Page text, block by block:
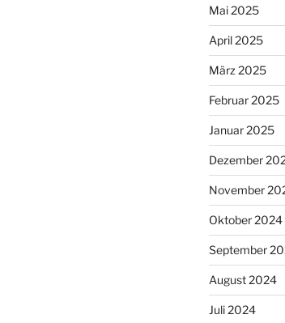
Mai 2025
April 2025
März 2025
Februar 2025
Januar 2025
Dezember
November
Oktober 2024
September
August 2024
Juli 2024